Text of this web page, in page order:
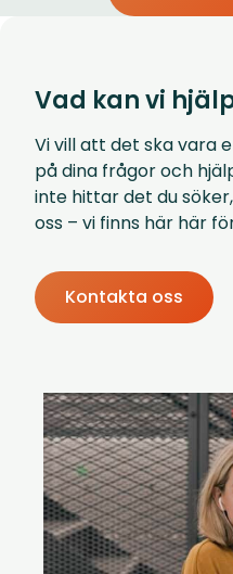
Vad kan vi
Vi vill att det ska vara
på dina frågor och
inte hittar det du
oss – vi finns här här
Kontakta oss